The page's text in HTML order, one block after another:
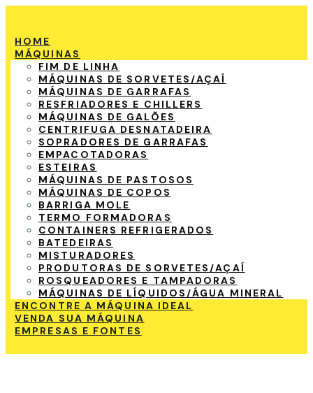
HOME
MÁQUINAS
FIM DE LINHA
MÁQUINAS DE SORVETES/AÇAÍ
MÁQUINAS DE GARRAFAS
RESFRIADORES E CHILLERS
MÁQUINAS DE GALÕES
CENTRIFUGA DESNATADEIRA
SOPRADORES DE GARRAFAS
EMPACOTADORAS
ESTEIRAS
MÁQUINAS DE PASTOSOS
MÁQUINAS DE COPOS
BARRIGA MOLE
TERMO FORMADORAS
CONTAINERS REFRIGERADOS
BATEDEIRAS
MISTURADORES
PRODUTORAS DE SORVETES/AÇAÍ
ROSQUEADORES E TAMPADORAS
MÁQUINAS DE LÍQUIDOS/ÁGUA MINERAL
ENCONTRE A MÁQUINA IDEAL
VENDA SUA MÁQUINA
EMPRESAS E FONTES